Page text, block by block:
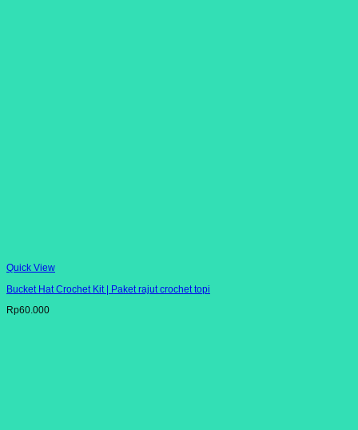
Quick View
Bucket Hat Crochet Kit | Paket rajut crochet topi
Rp60.000